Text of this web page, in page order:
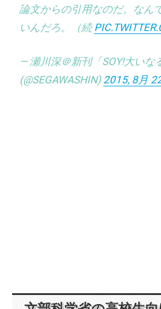
論文からの引用なのだ。なん
いんだろ。（続
— 瀬川深＠新刊「SOY!大いな
(@SEGAWASHIN) 2015, 8月